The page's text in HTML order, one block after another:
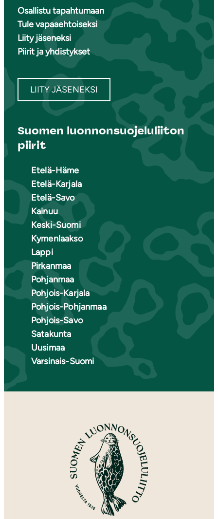
Osallistu tapahtumaan
Tule vapaaehtoiseksi
Liity jäseneksi
Piirit ja yhdistykset
LIITY JÄSENEKSI
Suomen luonnonsuojeluliiton
piirit
Etelä-Häme
Etelä-Karjala
Etelä-Savo
Kainuu
Keski-Suomi
Kymenlaakso
Lappi
Pirkanmaa
Pohjanmaa
Pohjois-Karjala
Pohjois-Pohjanmaa
Pohjois-Savo
Satakunta
Uusimaa
Varsinais-Suomi